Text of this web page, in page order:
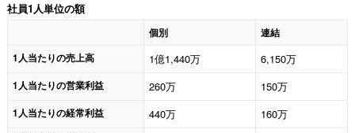
社員1人単位の額
個別
連結
1人当たりの売上高
1億1,440万 6,150万
1人当たりの営業利益 260万 150万
1人当たりの経常利益 440万 160万